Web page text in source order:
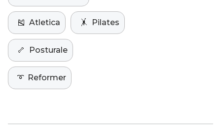
🎽 Atletica 🤸 Pilates
🦴 Posturale
➰ Reformer